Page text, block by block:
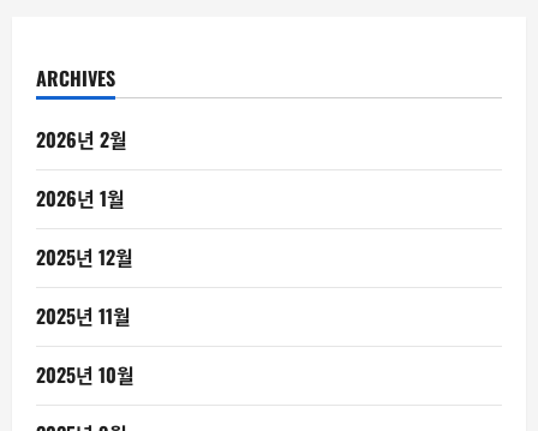
ARCHIVES
2026년 2월
2026년 1월
2025년 12월
2025년 11월
2025년 10월